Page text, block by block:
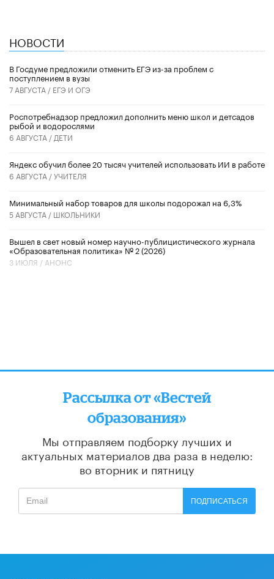
НОВОСТИ
В Госдуме предложили отменить ЕГЭ из-за проблем с
поступлением в вузы
7 АВГУСТА / ЕГЭ И ОГЭ
Роспотребнадзор предложил дополнить меню школ и детсадов
рыбой и водорослями
6 АВГУСТА / ДЕТИ
​Яндекс обучил более 20 тысяч учителей использовать ИИ в работе
6 АВГУСТА /УЧИТЕЛЯ
Минимальный набор товаров для школы подорожал на 6,3%
5 АВГУСТА / ШКОЛЬНИКИ
Вышел в свет новый номер научно-публицистического журнала
«Образовательная политика» № 2 (2026)
3 ИЮЛЯ / АНОНС
Рассылка от «Вестей
образования»
Мы отправляем подборку лучших и
актуальных материалов два раза в неделю:
во вторник и пятницу
ПОДПИСАТЬСЯ